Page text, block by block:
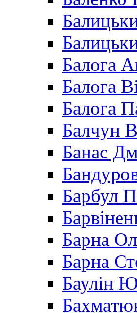
Балога
Балога
Балога
Балчун
Банас
Барбул
Барна
Барна
Баулін